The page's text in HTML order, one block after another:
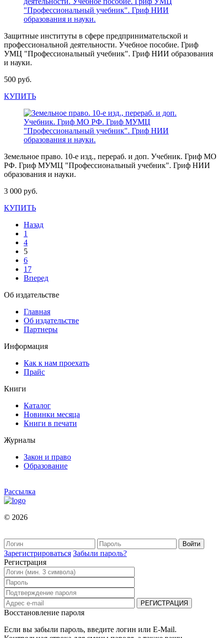
Защитные институты в сфере предпринимательской и
профессиональной деятельности. Учебное пособие. Гриф
УМЦ "Профессиональный учебник". Гриф НИИ образования
и науки.
500 руб.
КУПИТЬ
Земельное право. 10-е изд., перераб. и доп. Учебник. Гриф МО
РФ. Гриф МУМЦ "Профессиональный учебник". Гриф НИИ
образования и науки.
3 000 руб.
КУПИТЬ
Назад
1
4
5
6
17
Вперед
Об издательстве
Главная
Об издательстве
Партнеры
Информация
Как к нам проехать
Прайс
Книги
Каталог
Новинки месяца
Книги в печати
Журналы
Закон и право
Образование
Рассылка
© 2026
Зарегистрироваться Забыли пароль?
Регистрация
Восстановление пароля
Если вы забыли пароль, введите логин или E-Mail.